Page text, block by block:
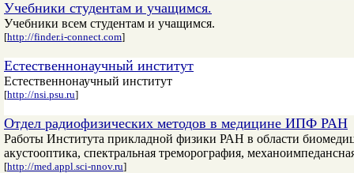
Учебники студентам и учащимся.
Учебники всем студентам и учащимся.
[http://finder.i-connect.com]
Естественнонаучный институт
Естественнонаучный институт
[http://nsi.psu.ru]
Отдел радиофизических методов в медицине ИПФ РАН
Работы Института прикладной физики РАН в области
акустооптика, спектральная треморография,
[http://med.appl.sci-nnov.ru]